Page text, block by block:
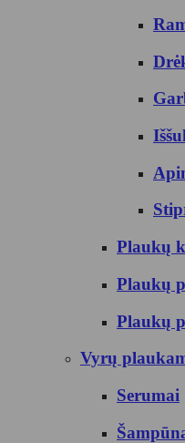
Plaukų
Plaukų
Plaukų
Vyrų
Serumai